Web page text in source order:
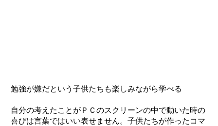
勉強が嫌だという子供たちも楽しみながら学べる
自分の考えたことがＰＣのスクリーンの中で動いた時の
喜びは言葉ではいい表せません。子供たちが作ったコマ